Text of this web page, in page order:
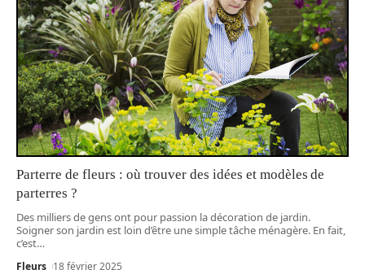
Parterre de fleurs : où trouver des idées et modèles de
parterres ?
Des milliers de gens ont pour passion la décoration de jardin.
Soigner son jardin est loin d’être une simple tâche ménagère. En fait,
c’est…
Fleurs 18 février 2025